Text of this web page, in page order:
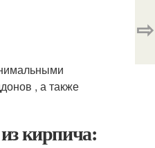
, а также
кирпича:
⇨